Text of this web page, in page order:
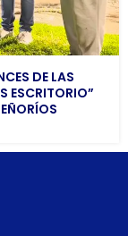
DE LAS
ESCRITORIO”